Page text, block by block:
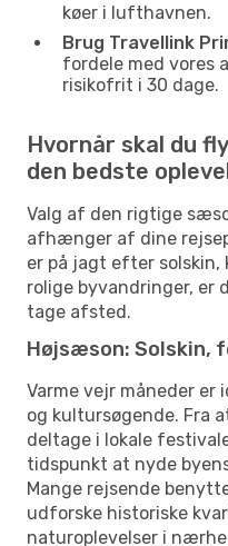
køer i lufthavnen.
Brug Travellink
fordele med vores
risikofrit i 30 dage.
Hvornår skal du
den bedste
Valg af den rigtige
afhænger af dine
er på jagt efter solskin,
rolige byvandringer, er
tage afsted.
Højsæson: Solskin,
Varme vejr måneder
og kultursøgende. Fra
deltage i lokale
tidspunkt at nyde
Mange rejsende
udforske historiske
naturoplevelser i